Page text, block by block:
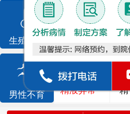
生殖感染
龟头炎
尿相关 泌
男性不育
死精
精液异常